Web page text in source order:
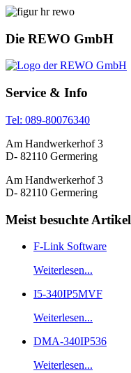
Die REWO GmbH
Service & Info
Tel: 089-80076340
Am Handwerkerhof 3
D- 82110 Germering
Am Handwerkerhof 3
D- 82110 Germering
Meist besuchte Artikel
F-Link Software
Weiterlesen...
I5-340IP5MVF
Weiterlesen...
DMA-340IP536
Weiterlesen...